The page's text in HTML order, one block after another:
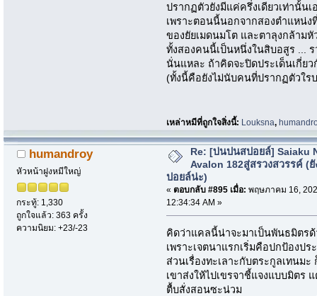
ปรากฏตัวยังมีแค่ครึ่งเดียวเท่านั้น
เพราะตอนนี้นอกจากสองตำแหน่ง
ของยัยเมดนมโต และตาลุงกล้าม
ทั้งสองคนนี้เป็นหนึ่งในสิบอสูร ...
นั่นแหละ ถ้าคิดจะปิดประเด็นเกี่ย
(ทั้งนี้คือยังไม่นับคนที่ปรากฏตัวใร
เหล่าหมีที่ถูกใจสิ่งนี้: Louksna,
humandroy
หัวหน้าฝูงหมีใหญ่
กระทู้: 1,330
ถูกใจแล้ว: 363 ครั้ง
ความนิยม: +23/-23
Re: [บ่นปนสปอยล์] Saiaku
Avalon 182สู่สรวงสวรรค์ (ยั
ปอยล์น่ะ)
« ตอบกลับ #895 เมื่อ: พฤษภาคม 16,
12:34:34 AM »
คิดว่าแคลนี้น่าจะมาเป็นพันธมิตร
เพราะเจตนาแรกเริ่มคือปกป้องป
ส่วนเรื่องทะเลาะกับตระกูลเทนม
เขาส่งให้ไปเขรจาชี้แจงแบบมิตร
ตื้บสั่งสอนซะน่วม